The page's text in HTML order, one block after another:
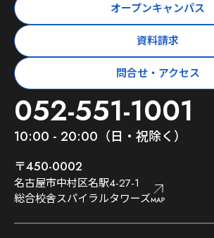
オープンキャンパス
資料請求
問合せ・アクセス
052-551-1001
10:00 - 20:00（日・祝除く）
〒450-0002
名古屋市中村区名駅4-27-1
総合校舎スパイラルタワーズ
;